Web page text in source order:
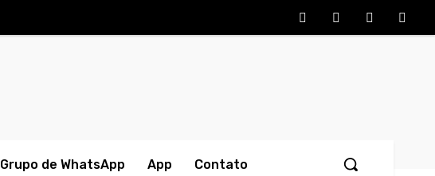
Grupo de WhatsApp App Contato